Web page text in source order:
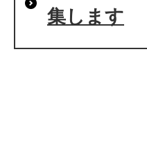
集します